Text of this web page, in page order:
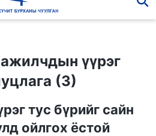
үүрэг
(3)
тус бүрийг сайн
ойлгох ёстой